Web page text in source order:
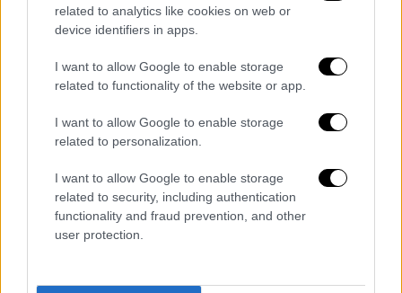
related to analytics like cookies on web or
device identifiers in apps.
I want to allow Google to enable storage
related to functionality of the website or app.
I want to allow Google to enable storage
related to personalization.
I want to allow Google to enable storage
related to security, including authentication
functionality and fraud prevention, and other
user protection.
video
Τα σχολιά σας δημοσιεύονται άμεσα με δική σας ευθύνη. Το
ΕΘΝΟΣ θα παρεμβαίνει και τα προσβλητικά σχόλια θα